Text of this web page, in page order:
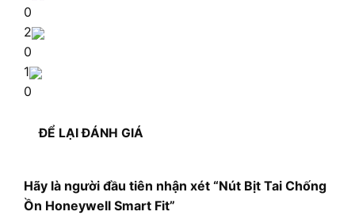
0
2
0
1
0
ĐỂ LẠI ĐÁNH GIÁ
Hãy là người đầu tiên nhận xét “Nút Bịt Tai Chống
Ồn Honeywell Smart Fit”